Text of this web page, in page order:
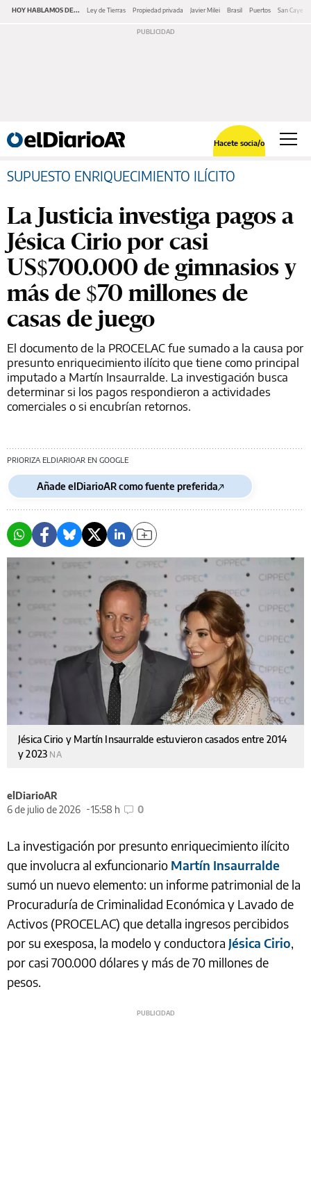
HOY HABLAMOS DE... Ley de Tierras Propiedad privada Javier Milei Brasil Puertos San
Hacete socia/o
SUPUESTO ENRIQUECIMIENTO ILÍCITO
La Justicia investiga pagos a
Jésica Cirio por casi
US$700.000 de gimnasios y
más de $70 millones de
casas de juego
El documento de la PROCELAC fue sumado a la causa por
presunto enriquecimiento ilícito que tiene como principal
imputado a Martín Insaurralde. La investigación busca
determinar si los pagos respondieron a actividades
comerciales o si encubrían retornos.
PRIORIZA ELDIARIOAR EN GOOGLE
Añade elDiarioAR como fuente preferida
Jésica Cirio y Martín Insaurralde estuvieron casados entre 2014
y 2023 NA
elDiarioAR
6 de julio de 2026
15:58 h 0
La investigación por presunto enriquecimiento ilícito
que involucra al exfuncionario Martín Insaurralde
sumó un nuevo elemento: un informe patrimonial de la
Procuraduría de Criminalidad Económica y Lavado de
Activos (PROCELAC) que detalla ingresos percibidos
por su exesposa, la modelo y conductora Jésica Cirio,
por casi 700.000 dólares y más de 70 millones de
pesos.